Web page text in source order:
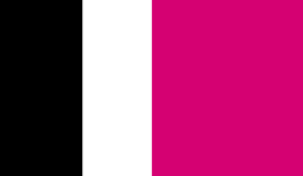
Travel Pass gültig?
3, 4, 6, 8 oder 15 aufeinanderfolgende
Zeitpunkt gültig, den du beim Kauf
Pass kaufen?